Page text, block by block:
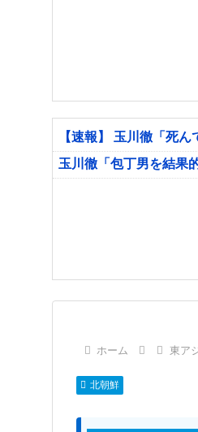
【速報】 玉川徹「死
玉川徹「包丁男を結果
ホーム 東ア
北朝鮮